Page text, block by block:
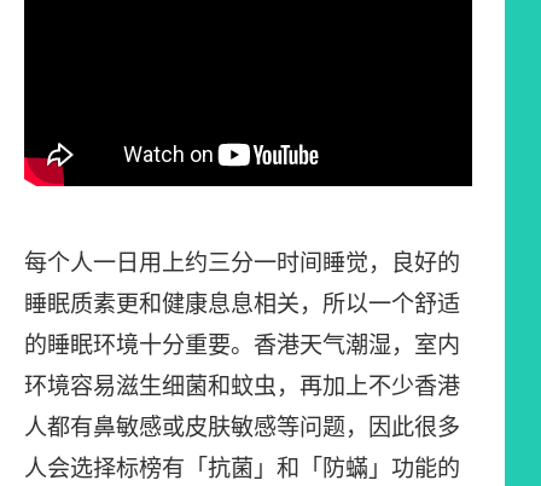
每个人一日用上约三分一时间睡觉，良好的
睡眠质素更和健康息息相关，所以一个舒适
的睡眠环境十分重要。香港天气潮湿，室内
环境容易滋生细菌和蚊虫，再加上不少香港
人都有鼻敏感或皮肤敏感等问题，因此很多
人会选择标榜有「抗菌」和「防蟎」功能的